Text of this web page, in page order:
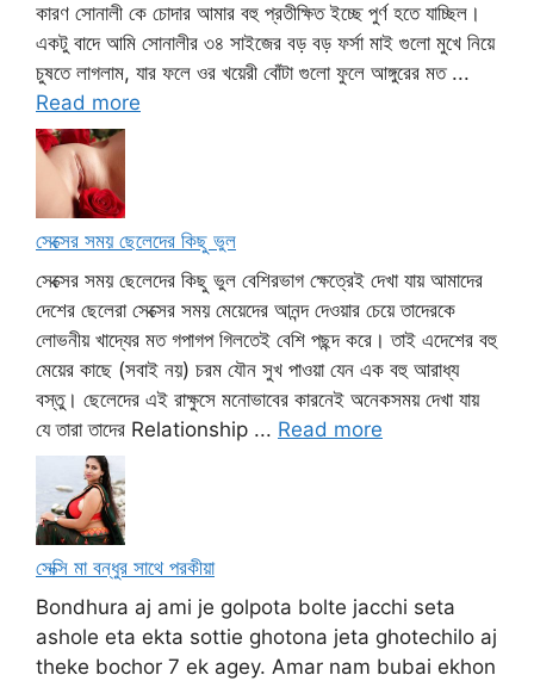
কারণ সোনালী কে চোদার আমার বহু প্রতীক্ষিত ইচ্ছে পুর্ণ হতে যাচ্ছিল।
একটু বাদে আমি সোনালীর ৩৪ সাইজের বড় বড় ফর্সা মাই গুলো মুখে নিয়ে
চুষতে লাগলাম, যার ফলে ওর খয়েরী বোঁটা গুলো ফুলে আঙ্গুরের মত ...
Read more
সেক্সের সময় ছেলেদের কিছু ভুল
সেক্সের সময় ছেলেদের কিছু ভুল বেশিরভাগ ক্ষেত্রেই দেখা যায় আমাদের
দেশের ছেলেরা সেক্সের সময় মেয়েদের আনন্দ দেওয়ার চেয়ে তাদেরকে
লোভনীয় খাদ্যের মত গপাগপ গিলতেই বেশি পছন্দ করে। তাই এদেশের বহু
মেয়ের কাছে (সবাই নয়) চরম যৌন সুখ পাওয়া যেন এক বহু আরাধ্য
বস্তু। ছেলেদের এই রাক্ষুসে মনোভাবের কারনেই অনেকসময় দেখা যায়
যে তারা তাদের Relationship ... Read more
সেক্সি মা বন্ধুর সাথে পরকীয়া
Bondhura aj ami je golpota bolte jacchi seta
ashole eta ekta sottie ghotona jeta ghotechilo aj
theke bochor 7 ek agey. Amar nam bubai ekhon